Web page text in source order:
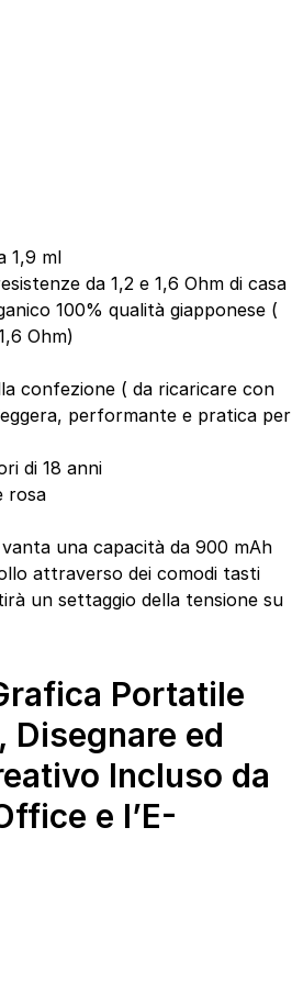
1,9 ml
da 1,2 e 1,6 Ohm di casa
100% qualità giapponese (
Ohm)
confezione ( da ricaricare con
performante e pratica per
di 18 anni
rosa
una capacità da 900 mAh
attraverso dei comodi tasti
un settaggio della tensione su
Portatile
Disegnare ed
Incluso da
e l’E-